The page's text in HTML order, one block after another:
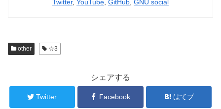
Twitter, YouTube GitHub GNU social
other ☆3
シェアする
Twitter Facebook はてブ